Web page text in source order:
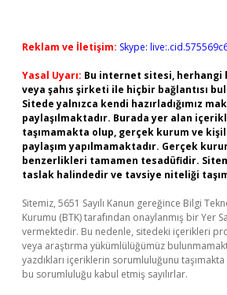
Reklam ve İletişim: Skype:
Yasal Uyarı: Bu internet sitesi, herhangi
veya şahıs şirketi ile hiçbir bağlantısı
Sitede yalnızca kendi hazırladığımız
paylaşılmaktadır. Burada yer alan
taşımamakta olup, gerçek kurum ve
paylaşım yapılmamaktadır. Gerçek
benzerlikleri tamamen tesadüfidir.
taslak halindedir ve tavsiye niteliği
Sitemiz, 5651 Sayılı Kanun gereğince Bilgi
Kurumu (BTK) tarafından onaylanmış bir Yer
vermektedir. Bu nedenle, sitedeki içerikleri
veya araştırma yükümlülüğümüz
yazdıkları içeriklerin sorumluluğunu
bu sorumluluğu kabul etmiş sayılırlar.